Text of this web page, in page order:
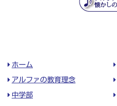
ホーム
アルファの教育理念
中学部